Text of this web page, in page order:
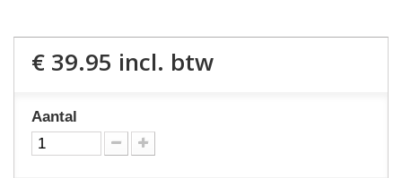
€ 39.95 incl. btw
Aantal